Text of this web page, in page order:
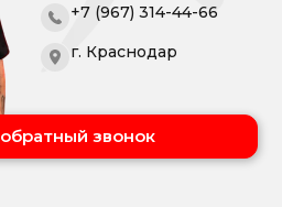
+7 (967) 314-44-66
г. Краснодар
звонок